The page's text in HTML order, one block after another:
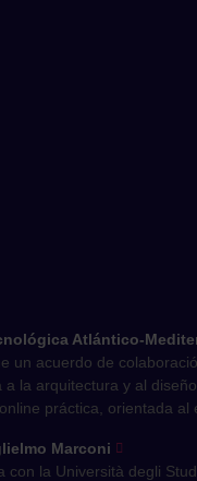
Atlántico-
un acuerdo de
la arquitectura y al
práctica, orientada
Marconi
con la Università degli